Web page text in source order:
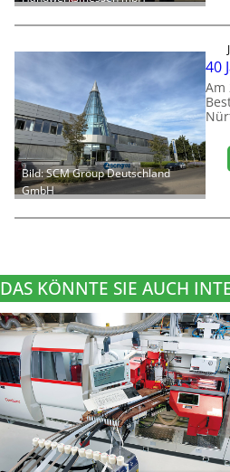
Bild: SCM Group Deutschland
GmbH
40
Am
DAS KÖNNTE SIE AUCH